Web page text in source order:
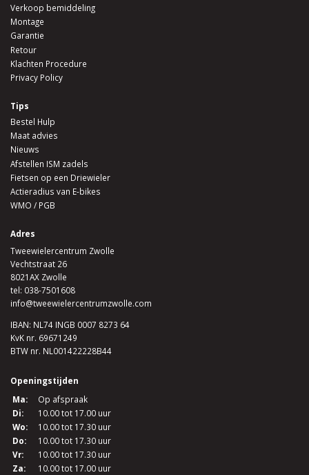
Verkoop bemiddeling
Montage
Garantie
Retour
Klachten Procedure
Privacy Policy
Tips
Bestel Hulp
Maat advies
Nieuws
Afstellen ISM zadels
Fietsen op een Driewieler
Actieradius van E-bikes
WMO / PGB
Adres
Tweewielercentrum Zwolle
Vechtstraat 26
8021AX Zwolle
tel: 038-7501608
info@tweewielercentrumzwolle.com
IBAN: NL74 INGB 0007 8273 64
KvK nr. 69671249
BTW nr. NL001422228B44
Openingstijden
Ma:
Op afspraak
Di:
10.00 tot 17.00 uur
Wo:
10.00 tot 17.30 uur
Do:
10.00 tot 17.30 uur
Vr:
10.00 tot 17.30 uur
Za:
10.00 tot 17.00 uur